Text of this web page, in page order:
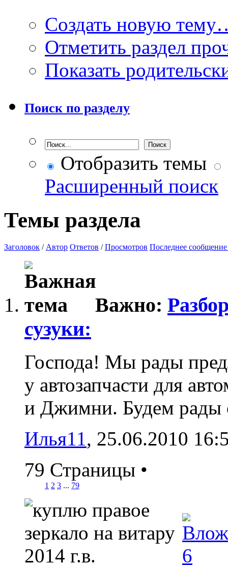
Создать новую
Отметить раздел
Показать
Поиск по разделу
Отобразить темы
Расширенный поиск
Темы раздела
Заголовок / Автор Ответов /Просмотров Последнее сообщение
Важно:
сузуки:
Господа! Мы рады
у автозапчасти для
и Джимни. Будем рады
Илья11‎, 25.06.2010
79 Страницы •
1 2 3 ... 79